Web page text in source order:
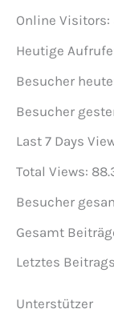
Online Visitors:
Heutige
Besucher
Besucher
Last 7 Days
Total Views:
Besucher
Gesamt
Letztes
Unterstützer